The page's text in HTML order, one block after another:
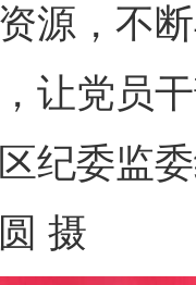
源，不
让党员
纪委监
摄